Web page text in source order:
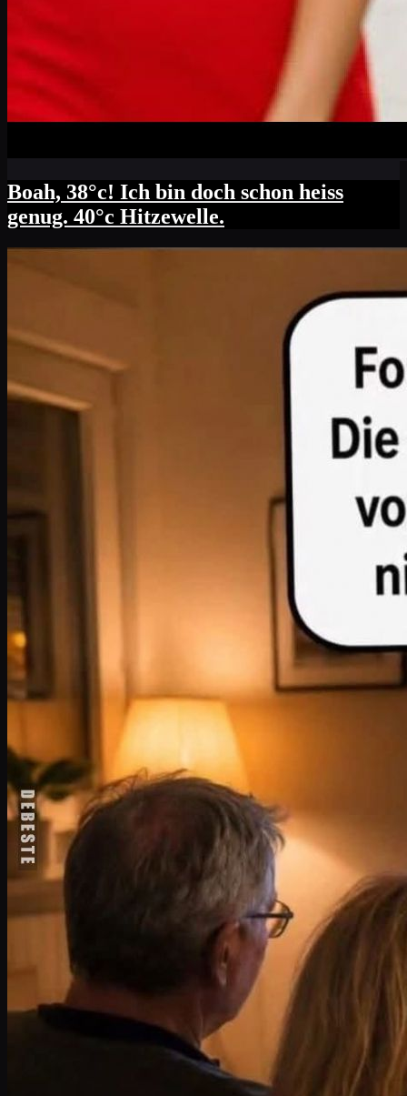
Boah, 38°c! Ich bin doch schon heiss
genug. 40°c Hitzewelle.